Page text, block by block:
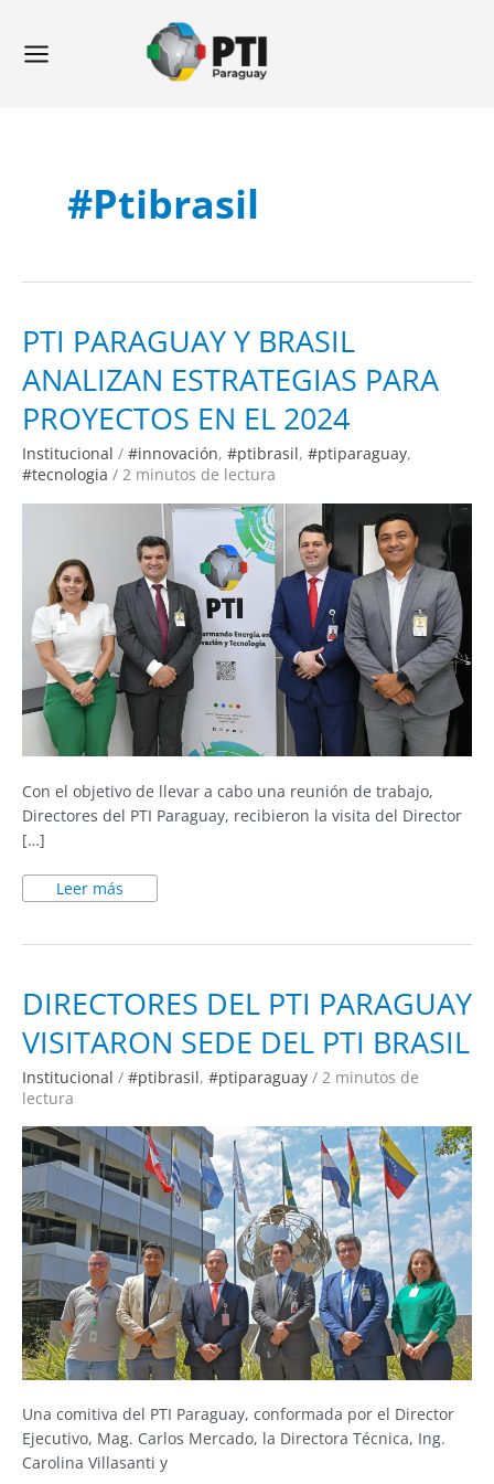
contenido
Menu
#ptibrasil
PTI PARAGUAY Y BRASIL
ANALIZAN ESTRATEGIAS PARA
PROYECTOS EN EL 2024
Institucional / #innovación, #ptibrasil, #ptiparaguay,
#tecnologia / 2 minutos de lectura
Con el objetivo de llevar a cabo una reunión de trabajo,
Directores del PTI Paraguay, recibieron la visita del Director
[…]
PTI
PARAGUAY
Y
BRASIL
ANALIZAN
PARA
PROYECTOS
EL
2024
Leer más
DIRECTORES DEL PTI PARAGUAY
VISITARON SEDE DEL PTI BRASIL
Institucional / #ptibrasil, #ptiparaguay / 2 minutos de
lectura
Una comitiva del PTI Paraguay, conformada por el Director
Ejecutivo, Mag. Carlos Mercado, la Directora Técnica, Ing.
Carolina Villasanti y
DIRECTORES
DEL
PTI
PARAGUAY
VISITARON
DEL
PTI
BRASIL